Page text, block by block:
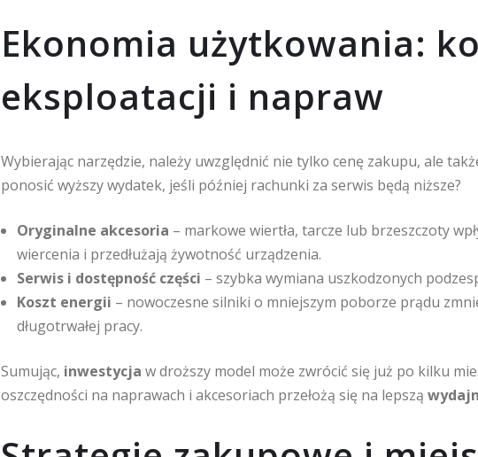
Ekonomia użytkowania:
eksploatacji i napraw
Wybierając narzędzie, należy uwzględnić nie tylko cenę zakupu, ale
ponosić wyższy wydatek, jeśli później rachunki za serwis będą niższe?
Oryginalne akcesoria – markowe wiertła, tarcze lub brzeszczoty
wiercenia i przedłużają żywotność urządzenia.
Serwis i dostępność części – szybka wymiana uszkodzonych
Koszt energii – nowoczesne silniki o mniejszym poborze prądu
długotrwałej pracy.
Sumując, inwestycja w droższy model może zwrócić się już po kilku
oszczędności na naprawach i akcesoriach przełożą się na lepszą